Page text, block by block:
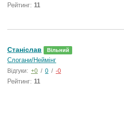
Рейтинг: 11
Станіслав Вільний
Слогани/Неймінг
Відгуки: +0 / 0 / -0
Рейтинг: 11